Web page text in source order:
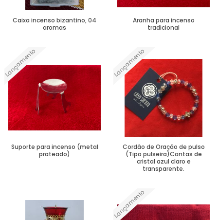
Caixa incenso bizantino, 04
aromas
Aranha para incenso
tradicional
Lançamento
Suporte para incenso (metal
prateado)
Lançamento
Cordão de Oração de pulso
(Tipo pulseira)Contas de
cristal azul claro e
transparente.
Lançamento